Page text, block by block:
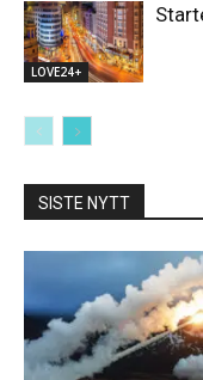
LOVE24+
SISTE NYTT